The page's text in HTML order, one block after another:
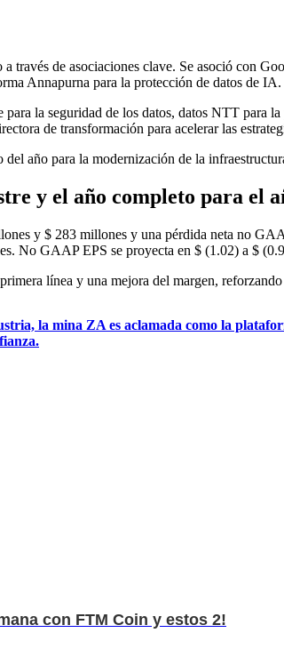
través de asociaciones clave. Se asoció con
Annapurna para la protección de datos de IA.
la seguridad de los datos, datos NTT para
de transformación para acelerar las
del año para la modernización de la
y el año completo para el
y $ 283 millones y una pérdida neta no
No GAAP EPS se proyecta en $ (1.02) a $
línea y una mejora del margen,
la mina ZA es aclamada como la
con FTM Coin y estos 2!